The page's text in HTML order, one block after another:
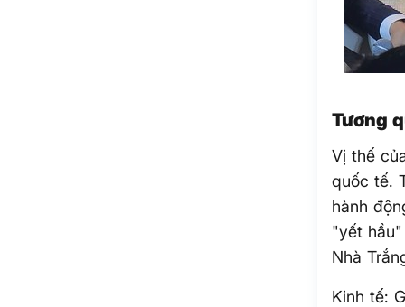
Tương
Vị thế
quốc tế.
hành
"yết
Nhà
Kinh tế: